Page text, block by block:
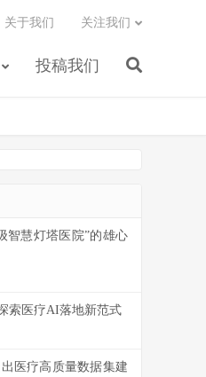
投稿我们
关于我们 关注我们
智慧灯塔医院”的雄心
索医疗AI落地新范式
医疗高质量数据集建